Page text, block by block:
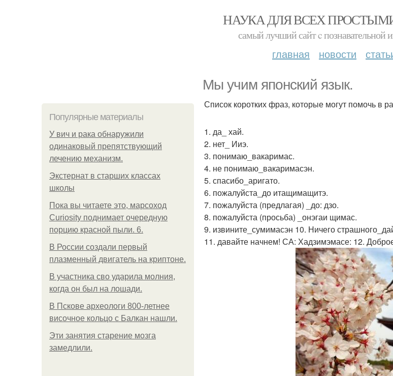
НАУКА ДЛЯ ВСЕХ
самый лучший сайт c познавательной
главная новости
Мы учим японский язык.
Популярные материалы
У вич и рака обнаружили
одинаковый препятствующий
лечению механизм.
Экстернат в старших классах
школы
Пока вы читаете это, марсоход
Curiosity поднимает очередную
порцию красной пыли. 6.
В России создали первый
плазменный двигатель на криптоне.
В участника сво ударила молния,
когда он был на лошади.
В Пскове археологи 800-летнее
височное кольцо с Балкан нашли.
Эти занятия старение мозга
замедлили.
Список коротких фраз, которые могут помочь в
1. да_ хай.
2. нет_ Ииэ.
3. понимаю_вакаримас.
4. не понимаю_вакаримасэн.
5. спасибо_аригато.
6. пожалуйста_до итащимащитэ.
7. пожалуйста (предлагая) _до: дзо.
8. пожалуйста (просьба) _онэгаи щимас.
9. извините_сумимасэн 10. Ничего
11. давайте начнем! СА: Хадзимэмасе: 12.